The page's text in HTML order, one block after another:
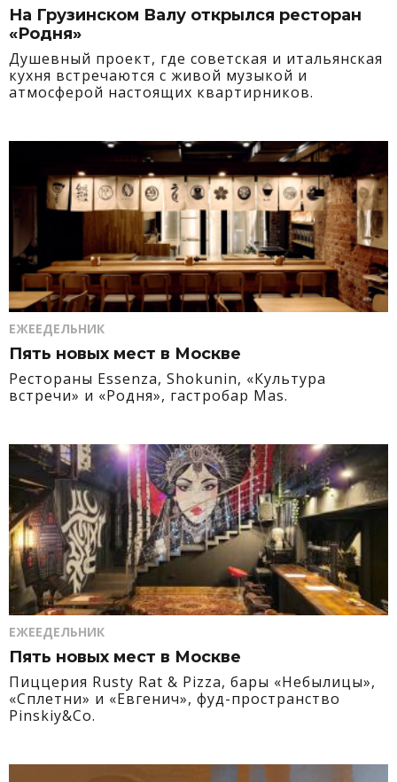
На Грузинском Валу открылся ресторан
«Родня»
Душевный проект, где советская и итальянская
кухня встречаются с живой музыкой и
атмосферой настоящих квартирников.
ЕЖЕЕДЕЛЬНИК
Пять новых мест в Москве
Рестораны Essenza, Shokunin, «Культура
встречи» и «Родня», гастробар Mas.
ЕЖЕЕДЕЛЬНИК
Пять новых мест в Москве
Пиццерия Rusty Rat & Pizza, бары «Небылицы»,
«Сплетни» и «Евгенич», фуд-пространство
Pinskiy&Co.